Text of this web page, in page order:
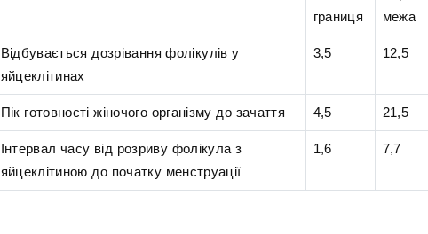
границя
межа
Відбувається дозрівання фолікулів у
яйцеклітинах
3,5 12,5
Пік готовності жіночого організму до зачаття 4,5 21,5
Інтервал часу від розриву фолікула з
яйцеклітиною до початку менструації
1,6 7,7